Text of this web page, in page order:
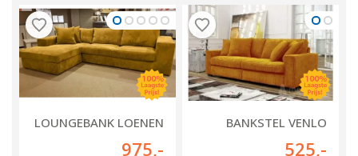
LOUNGEBANK LOENEN
975,-
BANKSTEL VENLO
525,-